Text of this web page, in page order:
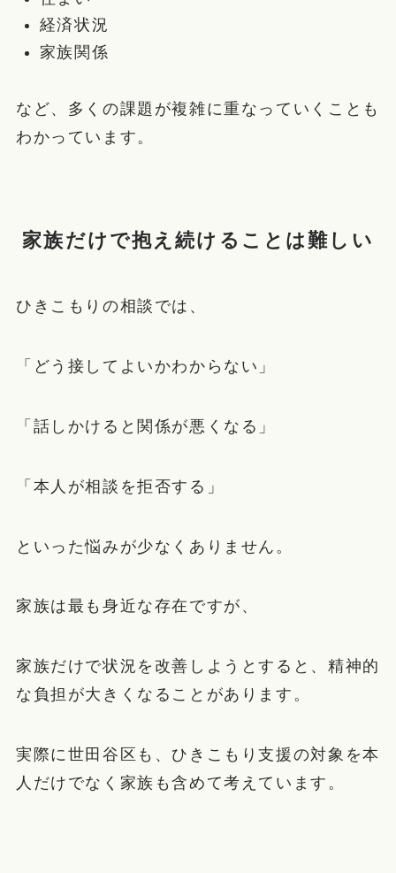
経済状況
家族関係
など、多くの課題が複雑に重なっていくことも
わかっています。
家族だけで抱え続けることは難しい
ひきこもりの相談では、
「どう接してよいかわからない」
「話しかけると関係が悪くなる」
「本人が相談を拒否する」
といった悩みが少なくありません。
家族は最も身近な存在ですが、
家族だけで状況を改善しようとすると、精神的
な負担が大きくなることがあります。
実際に世田谷区も、ひきこもり支援の対象を本
人だけでなく家族も含めて考えています。